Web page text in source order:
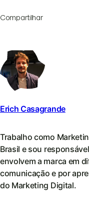
Compartilhar
Erich Casagrande
Trabalho como
Brasil e sou
envolvem a marca em
comunicação e por
do Marketing Digital.